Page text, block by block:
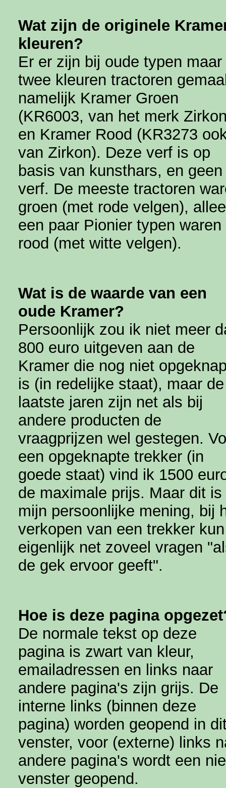
Wat zijn de originele
kleuren?
Er er zijn bij oude typen maar
twee kleuren tractoren
namelijk Kramer Groen
(KR6003, van het merk
en Kramer Rood (KR3273
van Zirkon). Deze verf is op
basis van kunsthars, en
verf. De meeste tractoren
groen (met rode velgen),
een paar Pionier typen waren
rood (met witte velgen).
Wat is de waarde van een
oude Kramer?
Persoonlijk zou ik niet meer
800 euro uitgeven aan de
Kramer die nog niet
is (in redelijke staat), maar de
laatste jaren zijn net als bij
andere producten de
vraagprijzen wel gestegen.
een opgeknapte trekker (in
goede staat) vind ik 1500
de maximale prijs. Maar dit is
mijn persoonlijke mening, bij
verkopen van een trekker
eigenlijk net zoveel vragen
de gek ervoor geeft".
Hoe is deze pagina
De normale tekst op deze
pagina is zwart van kleur,
emailadressen en links naar
andere pagina's zijn grijs. De
interne links (binnen deze
pagina) worden geopend in
venster, voor (externe) links
andere pagina's wordt een
venster geopend.